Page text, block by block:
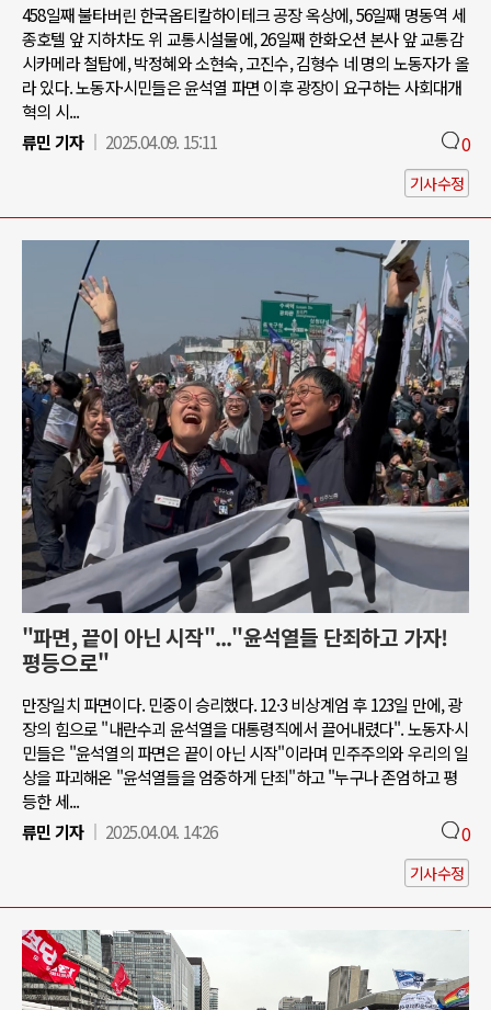
458일째 불타버린 한국옵티칼하이테크 공장 옥상에, 56일째 명동역 세
종호텔 앞 지하차도 위 교통시설물에, 26일째 한화오션 본사 앞 교통감
시카메라 철탑에, 박정혜와 소현숙, 고진수, 김형수 네 명의 노동자가 올
라 있다. 노동자·시민들은 윤석열 파면 이후 광장이 요구하는 사회대개
혁의 시...
류민 기자
2025.04.09. 15:11 0
기사수정
"파면, 끝이 아닌 시작"..."윤석열들 단죄하고 가자!
평등으로"
만장일치 파면이다. 민중이 승리했다. 12·3 비상계엄 후 123일 만에, 광
장의 힘으로 "내란수괴 윤석열을 대통령직에서 끌어내렸다". 노동자∙시
민들은 "윤석열의 파면은 끝이 아닌 시작"이라며 민주주의와 우리의 일
상을 파괴해온 "윤석열들을 엄중하게 단죄"하고 "누구나 존엄하고 평
등한 세...
류민 기자
2025.04.04. 14:26 0
기사수정